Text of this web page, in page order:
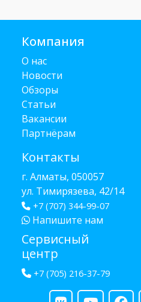
Компания
О нас
Новости
Обзоры
Статьи
Вакансии
Партнёрам
Контакты
г. Алматы, 050057
ул. Тимирязева, 42/14
+7 (707) 344-99-07
Напишите нам
Сервисный
центр
+7 (705) 216-37-79